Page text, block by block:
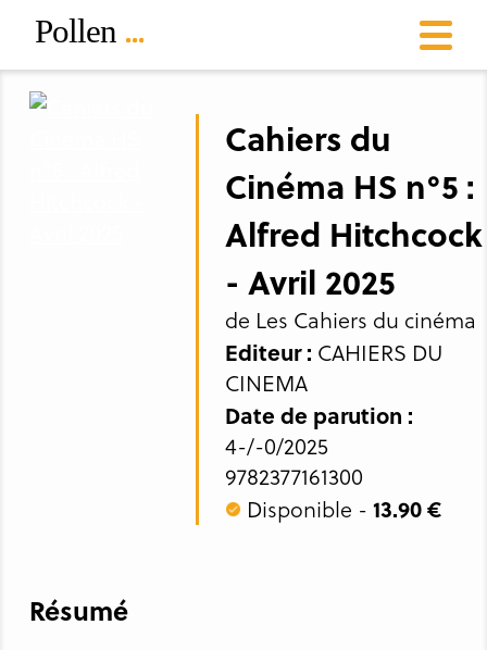
Cahiers du
Cinéma HS n°5 :
Alfred Hitchcock
- Avril 2025
de Les Cahiers du cinéma
Editeur : CAHIERS DU
CINEMA
Date de parution :
4-/-0/2025
9782377161300
Disponible -13.90 €
Résumé